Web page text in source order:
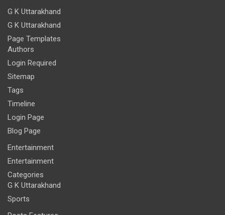
G K Uttarakhand
G K Uttarakhand
Page Templates
Authors
Login Required
Sitemap
Tags
Timeline
Login Page
Blog Page
Entertainment
Entertainment
Categories
G K Uttarakhand
Sports